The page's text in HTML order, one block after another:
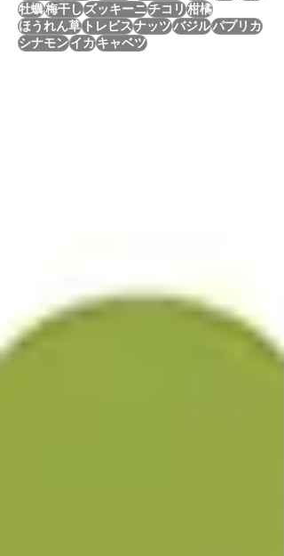
牡蠣梅干しズッキーニチコリ柑橘
ほうれん草トレビスナッツバジルパプリカ
シナモンイカキャベツ